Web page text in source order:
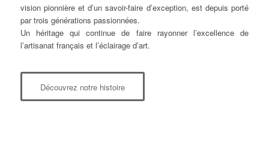
vision pionnière et d’un savoir-faire d’exception, est depuis porté
par trois générations passionnées.
Un héritage qui continue de faire rayonner l’excellence de
l’artisanat français et l’éclairage d’art.
Découvrez notre histoire